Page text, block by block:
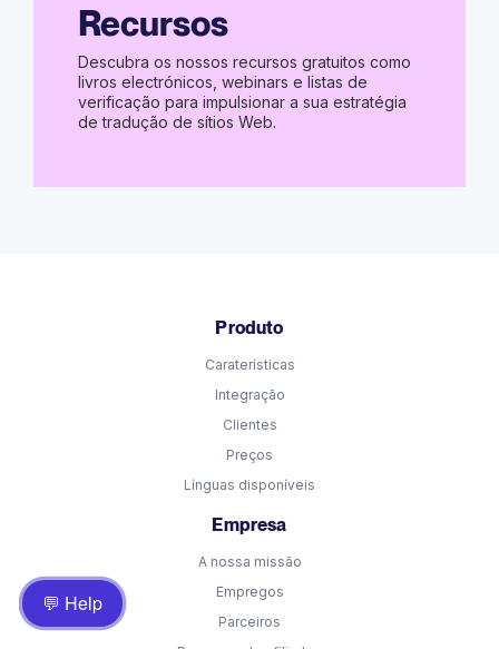
Recursos
Descubra os nossos recursos gratuitos como
livros electrónicos, webinars e listas de
verificação para impulsionar a sua estratégia
de tradução de sítios Web.
Produto
Caraterísticas
Integração
Clientes
Preços
Línguas disponíveis
Empresa
A nossa missão
Empregos
Parceiros
💬 Help